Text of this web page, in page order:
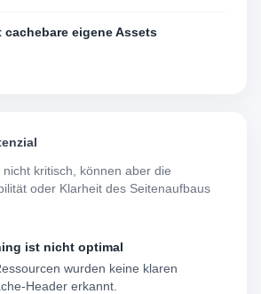
cachebare eigene Assets
kritisch, können aber die
oder Klarheit des Seitenaufbaus
ist nicht optimal
wurden keine klaren
Header erkannt.